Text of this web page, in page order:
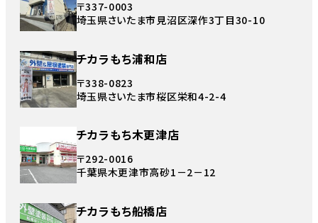
〒337-0003
埼玉県さいたま市見沼区深作3丁目30-10
チカラもち浦和店
〒338-0823
埼玉県さいたま市桜区栄和4-2-4
チカラもち木更津店
〒292-0016
千葉県木更津市高砂1－2－12
チカラもち船橋店